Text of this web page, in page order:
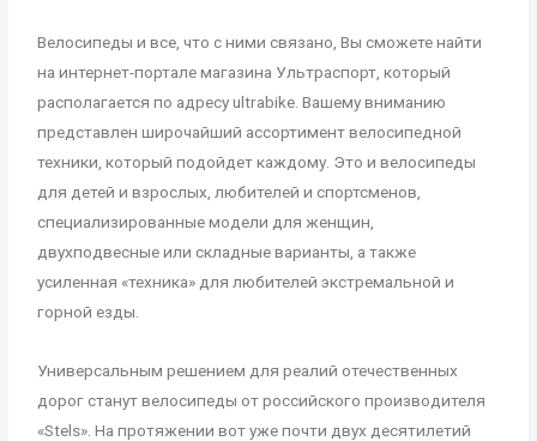
Велосипеды и все, что с ними связано, Вы сможете найти
на интернет-портале магазина Ультраспорт, который
располагается по адресу ultrabike. Вашему вниманию
представлен широчайший ассортимент велосипедной
техники, который подойдет каждому. Это и велосипеды
для детей и взрослых, любителей и спортсменов,
специализированные модели для женщин,
двухподвесные или складные варианты, а также
усиленная «техника» для любителей экстремальной и
горной езды.
Универсальным решением для реалий отечественных
дорог станут велосипеды от российского производителя
«Stels». На протяжении вот уже почти двух десятилетий